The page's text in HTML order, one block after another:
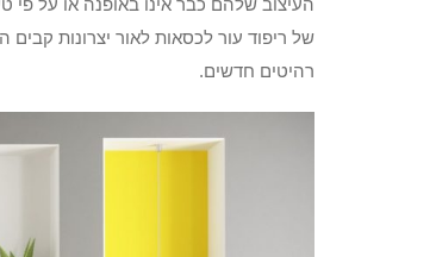
העיצוב שלהם כבר אינו באופנה או על פי
של ריפוד עור לכסאות לאור יצרונות קבים
רהיטים חדשים.